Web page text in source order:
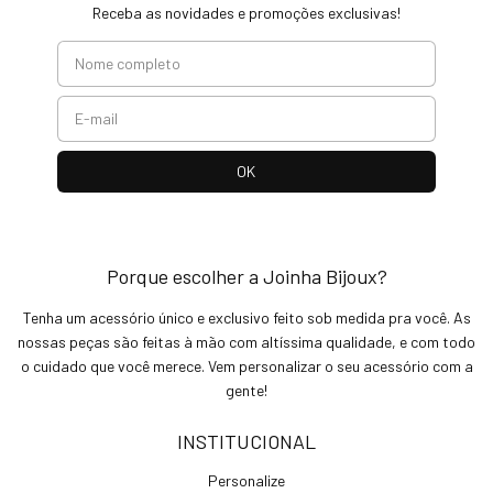
Receba as novidades e promoções exclusivas!
Porque escolher a Joinha Bijoux?
Tenha um acessório único e exclusivo feito sob medida pra você. As
nossas peças são feitas à mão com altíssima qualidade, e com todo
o cuidado que você merece. Vem personalizar o seu acessório com a
gente!
INSTITUCIONAL
Personalize